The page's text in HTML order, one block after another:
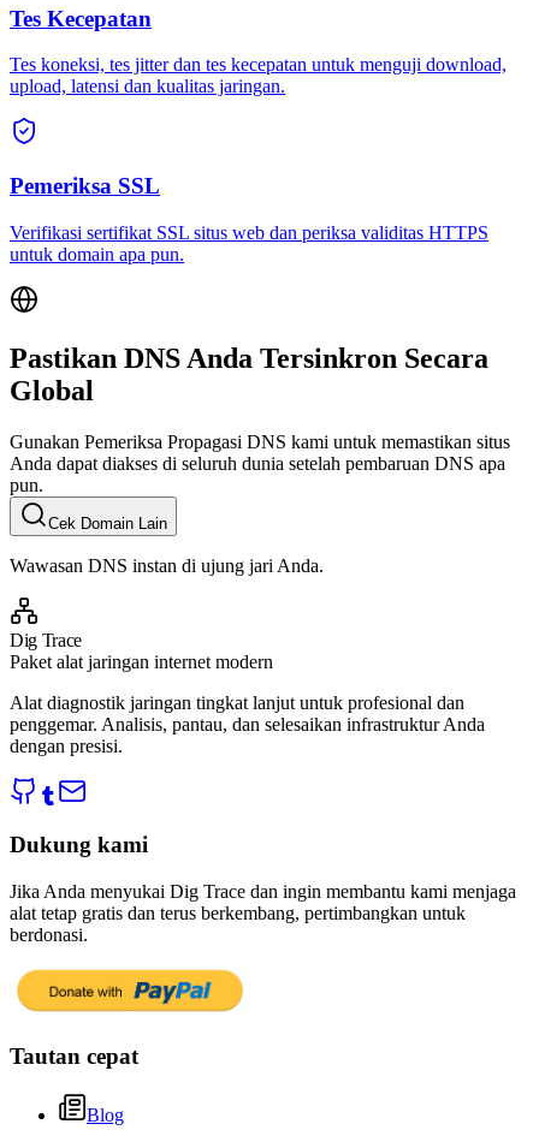
Tes Kecepatan
Tes koneksi, tes jitter dan tes kecepatan untuk menguji download,
upload, latensi dan kualitas jaringan.
Pemeriksa SSL
Verifikasi sertifikat SSL situs web dan periksa validitas HTTPS
untuk domain apa pun.
Pastikan DNS Anda Tersinkron Secara
Global
Gunakan Pemeriksa Propagasi DNS kami untuk memastikan situs
Anda dapat diakses di seluruh dunia setelah pembaruan DNS apa
pun.
Cek Domain Lain
Wawasan DNS instan di ujung jari Anda.
Dig Trace
Paket alat jaringan internet modern
Alat diagnostik jaringan tingkat lanjut untuk profesional dan
penggemar. Analisis, pantau, dan selesaikan infrastruktur Anda
dengan presisi.
Dukung kami
Jika Anda menyukai Dig Trace dan ingin membantu kami menjaga
alat tetap gratis dan terus berkembang, pertimbangkan untuk
berdonasi.
Tautan cepat
Blog